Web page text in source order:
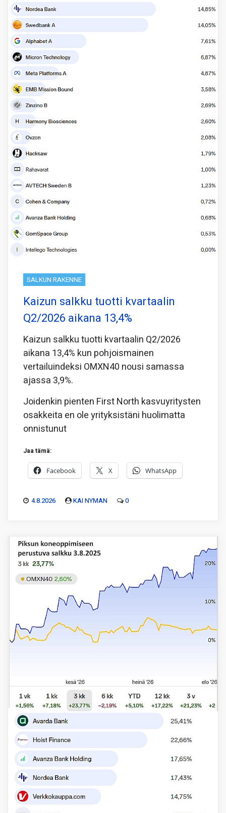
SALKUN RAKENNE
Kaizun salkku tuotti kvartaalin
Q2/2026 aikana 13,4%
Kaizun salkku tuotti kvartaalin Q2/2026
aikana 13,4% kun pohjoismainen
vertailuindeksi OMXN40 nousi samassa
ajassa 3,9%.
Joidenkin pienten First North kasvuyritysten
osakkeita en ole yrityksistäni huolimatta
onnistunut
Jaa tämä:
Facebook X WhatsApp
4.8.2026 KAI NYMAN 0